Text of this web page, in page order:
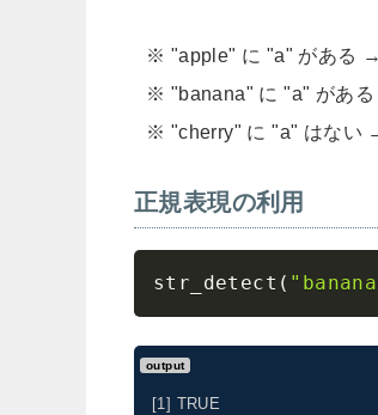
"apple" に "a" がある →
"banana" に "a" があ
"cherry" に "a" はない
正規表現の利用
str_detect (
output
[1] TRUE